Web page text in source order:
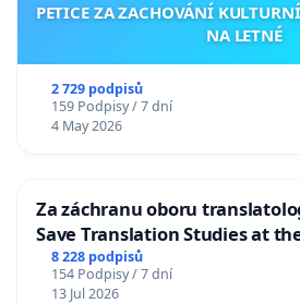
PETICE ZA ZACHOVÁNÍ
NA LETNÉ
2 729 podpisů
159 Podpisy / 7 dní
4 May 2026
Za záchranu oboru
Save Translation Studies at
Charles University
8 228 podpisů
154 Podpisy / 7 dní
13 Jul 2026